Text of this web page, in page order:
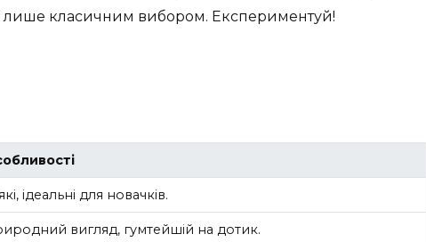
лише класичним вибором. Експериментуй!
ідеальні для новачків.
вигляд, гумтейшій на дотик.